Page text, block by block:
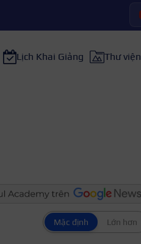
Lịch Khai Giảng Thư viện
Mặc định Lớn hơn